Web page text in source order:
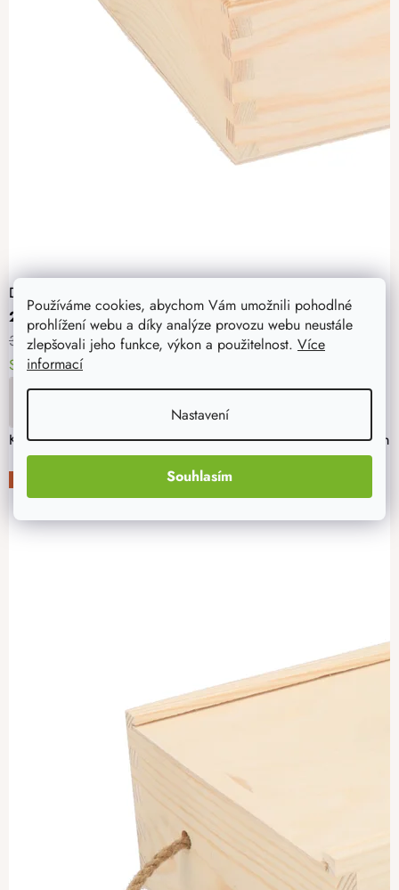
Používáme cookies, abychom Vám umožnili pohodlné
prohlížení webu a díky analýze provozu webu neustále
zlepšovali jeho funkce, výkon a použitelnost. Více
informací
Nastavení
Souhlasím
Dřevěná krabička na 2 vína XI
271 Kč
339 Kč
Skladem> 5 ks
Kvalitně zpracovaná borovicová krabička na vína bude